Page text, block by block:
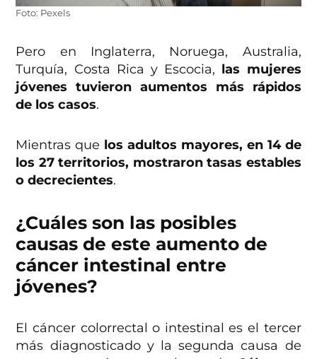
Foto: Pexels
Pero en Inglaterra, Noruega, Australia,
Turquía, Costa Rica y Escocia, las mujeres
jóvenes tuvieron aumentos más rápidos
de los casos.
Mientras que los adultos mayores, en 14 de
los 27 territorios, mostraron tasas estables
o decrecientes.
¿Cuáles son las posibles
causas de este aumento de
cáncer intestinal entre
jóvenes?
El cáncer colorrectal o intestinal es el tercer
más diagnosticado y la segunda causa de